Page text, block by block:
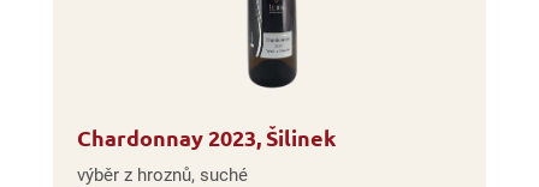
Chardonnay 2023, Šilinek
výběr z hroznů, suché